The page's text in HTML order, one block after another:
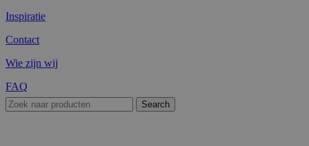
Inspiratie
Contact
Wie zijn wij
FAQ
Search